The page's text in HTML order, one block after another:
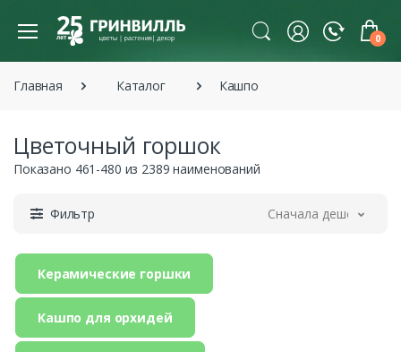
0
Главная Каталог Кашпо
Цветочный горшок
Показано 461-480 из 2389 наименований
Фильтр Сначала дешевле
Керамические горшки
Кашпо для орхидей